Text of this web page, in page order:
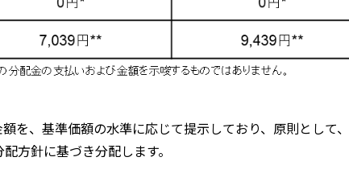
を、基準価額の水準に応じて提示しており、原則として
方針に基づき分配します。